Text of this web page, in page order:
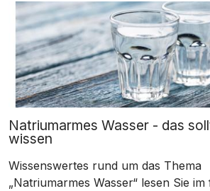
Natriumarmes Wasser - das
wissen
Wissenswertes rund um das Thema
„Natriumarmes Wasser“ lesen Sie